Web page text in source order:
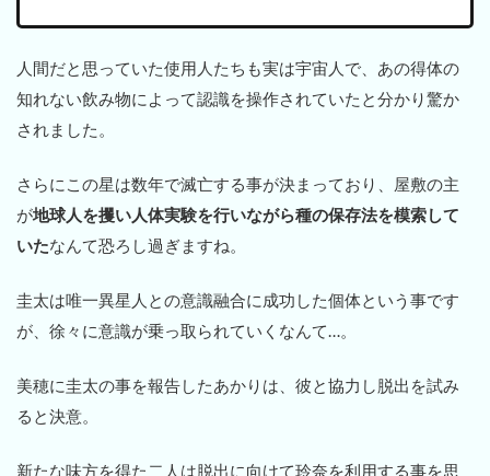
人間だと思っていた使用人たちも実は宇宙人で、あの得体の
知れない飲み物によって認識を操作されていたと分かり驚か
されました。
さらにこの星は数年で滅亡する事が決まっており、屋敷の主
が地球人を攫い人体実験を行いながら種の保存法を模索して
いたなんて恐ろし過ぎますね。
圭太は唯一異星人との意識融合に成功した個体という事です
が、徐々に意識が乗っ取られていくなんて…。
美穂に圭太の事を報告したあかりは、彼と協力し脱出を試み
ると決意。
新たな味方を得た二人は脱出に向けて玲奈を利用する事を思